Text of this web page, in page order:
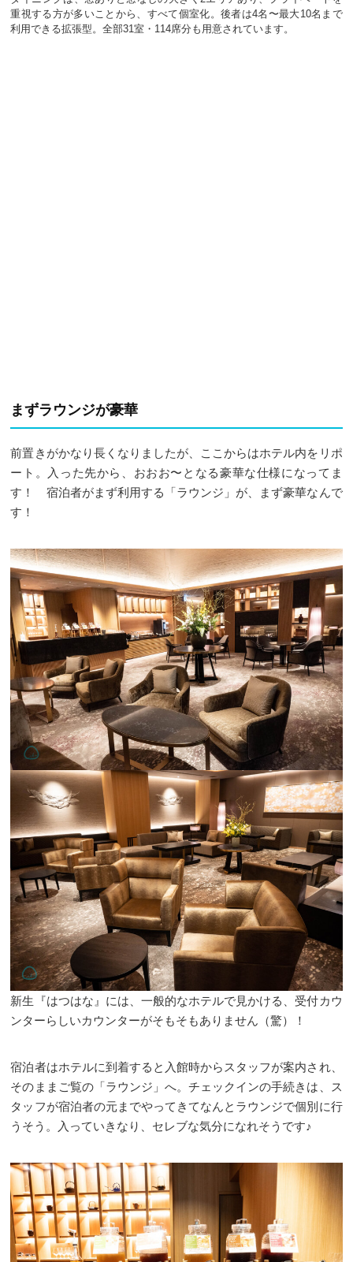
重視する方が多いことから、すべて個室化。後者は4名〜最大10名まで
利用できる拡張型。全部31室・114席分も用意されています。
まずラウンジが豪華
前置きがかなり長くなりましたが、ここからはホテル内をリポ
ート。入った先から、おおお〜となる豪華な仕様になってま
す！ 宿泊者がまず利用する「ラウンジ」が、まず豪華なんで
す！
新生『はつはな』には、一般的なホテルで見かける、受付カウ
ンターらしいカウンターがそもそもありません（驚）！
宿泊者はホテルに到着すると入館時からスタッフが案内され、
そのままご覧の「ラウンジ」へ。チェックインの手続きは、ス
タッフが宿泊者の元までやってきてなんとラウンジで個別に行
うそう。入っていきなり、セレブな気分になれそうです♪